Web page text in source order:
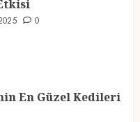
0
En Güzel Kedileri